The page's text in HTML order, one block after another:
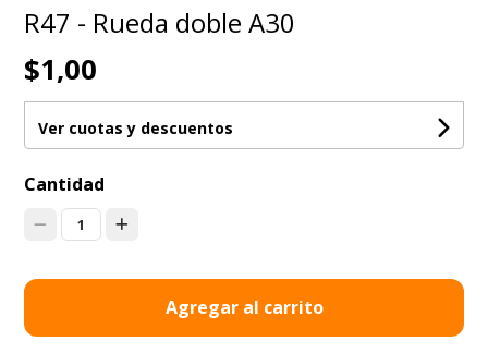
R47 - Rueda doble A30
$1,00
Ver cuotas y descuentos
Cantidad
1
Agregar al carrito